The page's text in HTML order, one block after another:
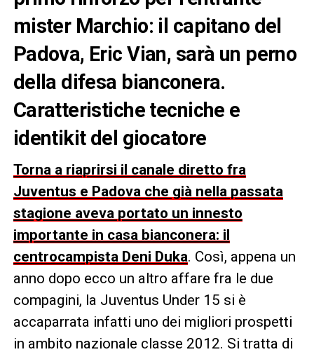
mister Marchio: il capitano del
Padova, Eric Vian, sarà un perno
della difesa bianconera.
Caratteristiche tecniche e
identikit del giocatore
Torna a riaprirsi il canale diretto fra
Juventus e Padova che già nella passata
stagione aveva portato un innesto
importante in casa bianconera: il
centrocampista Deni Duka. Così, appena un
anno dopo ecco un altro affare fra le due
compagini, la Juventus Under 15 si è
accaparrata infatti uno dei migliori prospetti
in ambito nazionale classe 2012. Si tratta di